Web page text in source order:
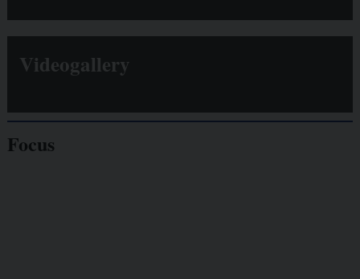
Videogallery
Focus